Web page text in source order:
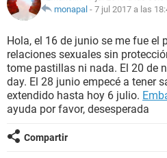
NUTRICIÓN
BIENESTAR
SEXUALIDAD
GLOSARIO
monapal - 7 jul 2017 a las
Hola, el 16 de junio se me fue el
relaciones sexuales sin
tome pastillas ni nada. El 20 de
day. El 28 junio empecé a tener
extendido hasta hoy 6 julio.
ayuda por favor, desesperada
Compartir